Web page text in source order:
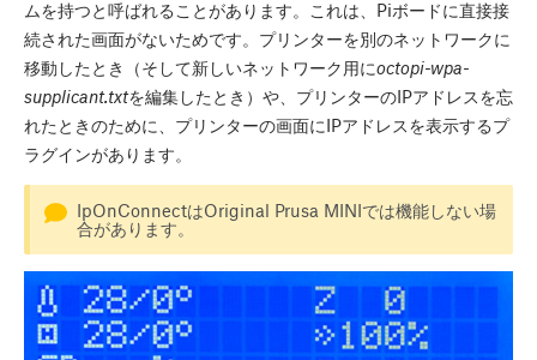
ムを持つと呼ばれることがあります。これは、Piボードに直接接
続された画面がないためです。プリンターを別のネットワークに
移動したとき（そして新しいネットワーク用にoctopi-wpa-
supplicant.txtを編集したとき）や、プリンターのIPアドレスを忘
れたときのために、プリンターの画面にIPアドレスを表示するプ
ラグインがあります。
IpOnConnectはOriginal Prusa MINIでは機能しない場
合があります。